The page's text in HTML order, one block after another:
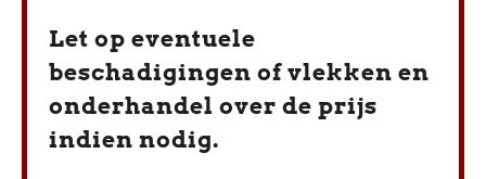
Let op eventuele
beschadigingen of vlekken en
onderhandel over de prijs
indien nodig.